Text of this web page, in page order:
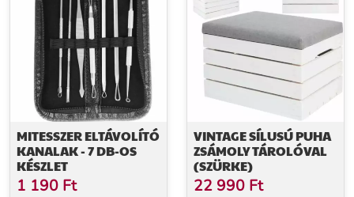
MITESSZER ELTÁVOLÍTÓ
KANALAK - 7 DB-OS
KÉSZLET
1 190 Ft
VINTAGE SÍLUSÚ PUHA
ZSÁMOLY TÁROLÓVAL
(SZÜRKE)
22 990 Ft